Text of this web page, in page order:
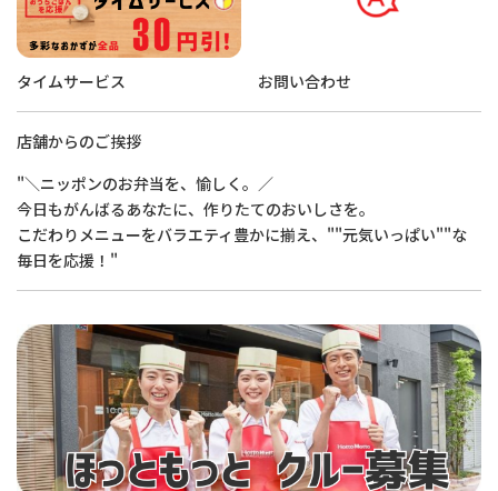
タイムサービス お問い合わせ
店舗からのご挨拶
"＼ニッポンのお弁当を、愉しく。／
今日もがんばるあなたに、作りたてのおいしさを。
こだわりメニューをバラエティ豊かに揃え、""元気いっぱい""な
毎日を応援！"